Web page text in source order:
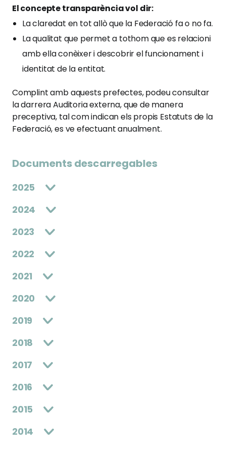
El concepte transparència vol dir:
La claredat en tot allò que la Federació fa o no fa.
La qualitat que permet a tothom que es relacioni
amb ella conèixer i descobrir el funcionament i
identitat de la entitat.
Complint amb aquests prefectes, podeu consultar
la darrera Auditoria externa, que de manera
preceptiva, tal com indican els propis Estatuts de la
Federació, es ve efectuant anualment.
Documents descarregables
2025
2024
2023
2022
2021
2020
2019
2018
2017
2016
2015
2014